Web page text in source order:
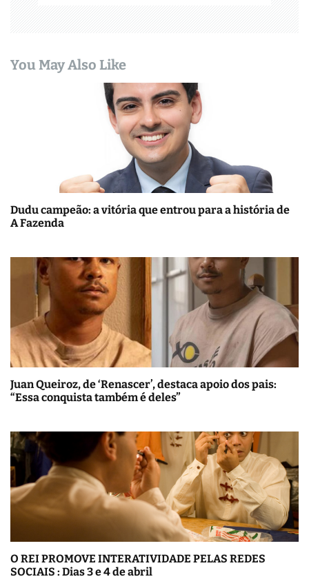
You May Also Like
Dudu campeão: a vitória que entrou para a história de
A Fazenda
Juan Queiroz, de ‘Renascer’, destaca apoio dos pais:
“Essa conquista também é deles”
O REI PROMOVE INTERATIVIDADE PELAS REDES
SOCIAIS : Dias 3 e 4 de abril